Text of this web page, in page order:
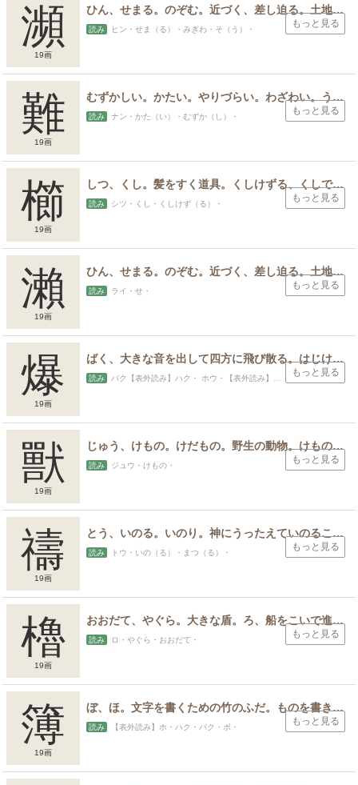
瀕
19画
ひん、せまる。のぞむ。近づく、差し迫る。土地が川や海に沿う。みぎわ、ほとり。なぎさ。
読み ヒン・せま（る）・みぎわ・そ（う）・
もっと見る
難
19画
むずかしい。かたい。やりづらい。わざわい。うれい。苦しみ。いくさ。争い。戦乱。なじる。責める。とがめる。葉が盛んに茂るさま。疫病神を追い払う行事。
読み ナン・かた（い）・むずか（し）・
もっと見る
櫛
19画
しつ、くし。髪をすく道具。くしけずる、くしですいて、髪を整える。くしの歯のように、すきまなく詰まって並んでいるさま。
読み シツ・くし・くしけず（る）・
もっと見る
瀨
19画
ひん、せまる。のぞむ。近づく、差し迫る。土地が川や海に沿う。みぎわ、ほとり。なぎさ。
読み ライ・せ・
もっと見る
爆
19画
ばく、大きな音を出して四方に飛び散る。はじける、はぜる。 はじけるように激しいさま。爆弾、爆撃の略。
読み バク【表外読み】ハク・ ホウ・【表外読み】は（ぜる）・ さ（ける）・
もっと見る
獸
19画
じゅう、けもの。けだもの。野生の動物。けもののように見さかいのないさま。
読み ジュウ・けもの・
もっと見る
禱
19画
とう、いのる。いのり。神にうったえていのること。まつる。
読み トウ・いの（る）・まつ（る）・
もっと見る
櫓
19画
おおだて、やぐら。大きな盾。ろ、船をこいで進めるための道具。物見やぐら、観察や警備のために建てられた小高い建物。
読み ロ・やぐら・おおだて・
もっと見る
簿
19画
ぼ、ほ。文字を書くための竹のふだ。ものを書きこむために紙をとじたもの。とじもの、帳面。
読み 【表外読み】ホ・ハク・バク・ボ・
もっと見る